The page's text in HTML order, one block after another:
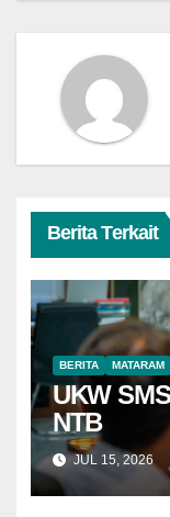
Berita Terkait
BERITA MATARAM
UKW
NTB
JUL 15, 2026